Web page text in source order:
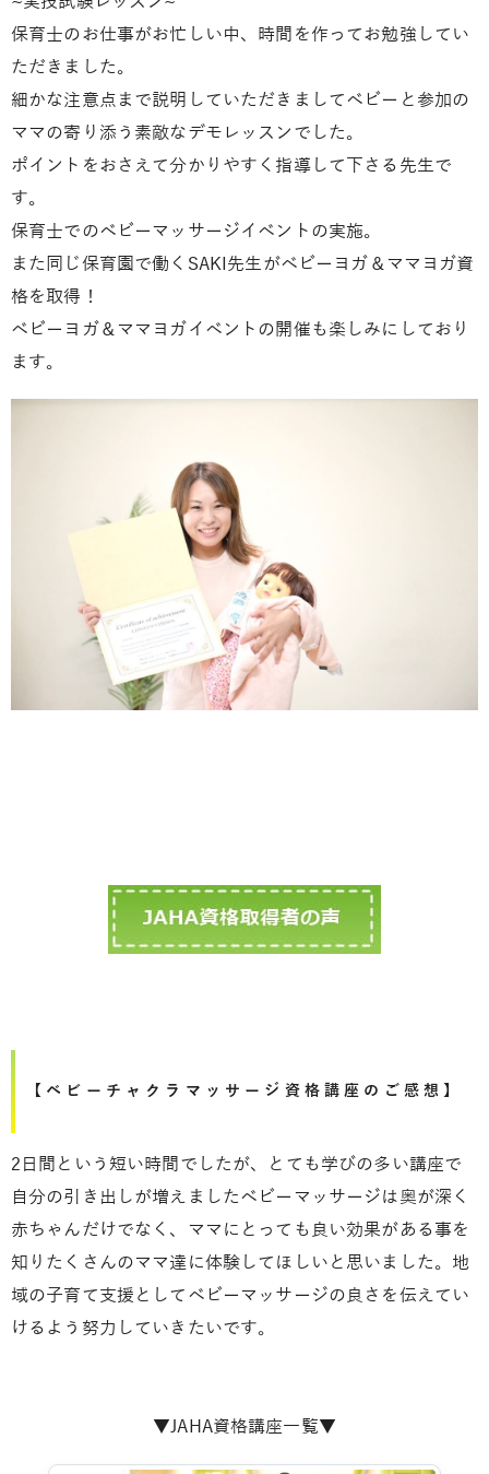
保育士のお仕事がお忙しい中、時間を作ってお勉強してい
ただきました。
細かな注意点まで説明していただきましてベビーと参加の
ママの寄り添う素敵なデモレッスンでした。
ポイントをおさえて分かりやすく指導して下さる先生で
す。
保育士でのベビーマッサージイベントの実施。
また同じ保育園で働くSAKI先生がベビーヨガ＆ママヨガ資
格を取得！
ベビーヨガ＆ママヨガイベントの開催も楽しみにしており
ます。
【ベビーチャクラマッサージ資格講座のご感想】
2日間という短い時間でしたが、とても学びの多い講座で
自分の引き出しが増えましたベビーマッサージは奥が深く
赤ちゃんだけでなく、ママにとっても良い効果がある事を
知りたくさんのママ達に体験してほしいと思いました。地
域の子育て支援としてベビーマッサージの良さを伝えてい
けるよう努力していきたいです。
▼JAHA資格講座一覧▼